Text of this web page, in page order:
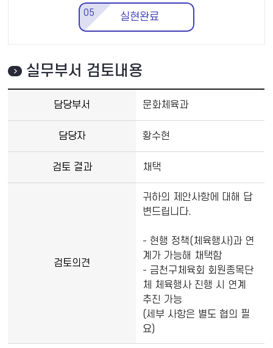
05 실현완료
실무부서 검토내용
담당부서 문화체육과
담당자 황수현
검토 결과 채택
검토의견
귀하의 제안사항에 대해 답
변드립니다.
- 현행 정책(체육행사)과 연
계가 가능해 채택함
- 금천구체육회 회원종목단
체 체육행사 진행 시 연계
추진 가능
(세부 사항은 별도 협의 필
요)